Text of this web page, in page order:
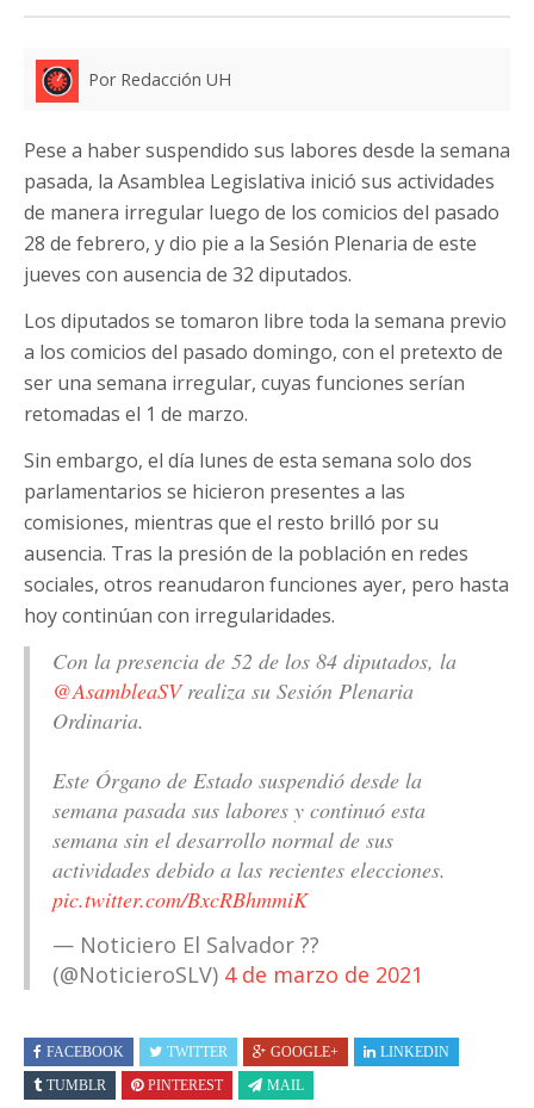
Por Redacción UH
Pese a haber suspendido sus labores desde la semana
pasada, la Asamblea Legislativa inició sus actividades
de manera irregular luego de los comicios del pasado
28 de febrero, y dio pie a la Sesión Plenaria de este
jueves con ausencia de 32 diputados.
Los diputados se tomaron libre toda la semana previo
a los comicios del pasado domingo, con el pretexto de
ser una semana irregular, cuyas funciones serían
retomadas el 1 de marzo.
Sin embargo, el día lunes de esta semana solo dos
parlamentarios se hicieron presentes a las
comisiones, mientras que el resto brilló por su
ausencia. Tras la presión de la población en redes
sociales, otros reanudaron funciones ayer, pero hasta
hoy continúan con irregularidades.
Con la presencia de 52 de los 84 diputados, la
@AsambleaSVrealiza su Sesión Plenaria
Ordinaria.
Este Órgano de Estado suspendió desde la
semana pasada sus labores y continuó esta
semana sin el desarrollo normal de sus
actividades debido a las recientes elecciones.
pic.twitter.com/BxcRBhmmiK
— Noticiero El Salvador ??
(@NoticieroSLV) 4 de marzo de 2021
FACEBOOK TWITTER GOOGLE+
LINKEDIN
TUMBLR
PINTEREST MAIL